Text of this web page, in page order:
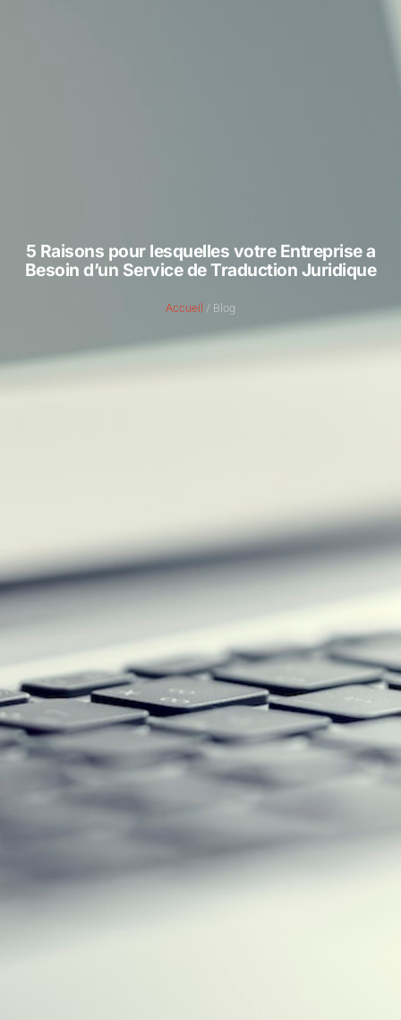
5 Raisons pour lesquelles votre Entreprise a
Besoin d’un Service de Traduction Juridique
Accueil / Blog